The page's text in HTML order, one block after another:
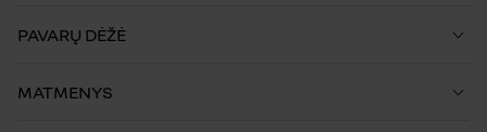
PAVARŲ DĖŽĖ
MATMENYS